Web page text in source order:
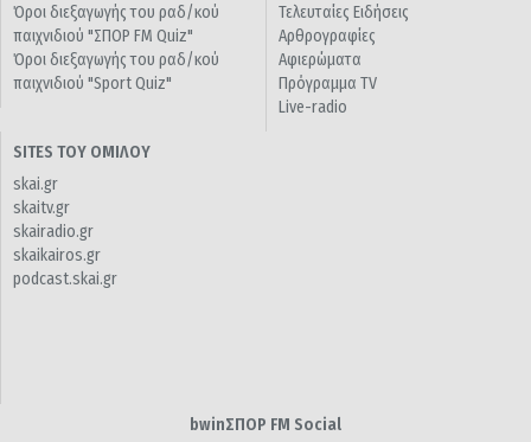
Όροι διεξαγωγής του ραδ/κού
παιχνιδιού "ΣΠΟΡ FM Quiz"
Όροι διεξαγωγής του ραδ/κού
παιχνιδιού "Sport Quiz"
Τελευταίες Ειδήσεις
Αρθρογραφίες
Αφιερώματα
Πρόγραμμα TV
Live-radio
SITES ΤΟΥ ΟΜΙΛΟΥ
skai.gr
skaitv.gr
skairadio.gr
skaikairos.gr
podcast.skai.gr
bwinΣΠΟΡ FM Social